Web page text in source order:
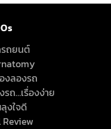
ถยนต์
งลองรถ
รถ…เรื่องง่าย
งใจดี
Review